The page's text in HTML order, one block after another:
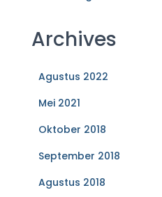
Archives
Agustus 2022
Mei 2021
Oktober 2018
September 2018
Agustus 2018